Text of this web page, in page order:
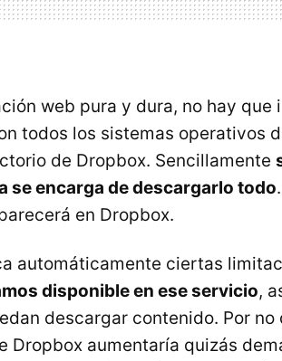
web pura y dura, no hay que
todos los sistemas operativos
de Dropbox. Sencillamente
se encarga de descargarlo todo
en Dropbox.
automáticamente ciertas
disponible en ese servicio,
descargar contenido. Por
Dropbox aumentaría quizás